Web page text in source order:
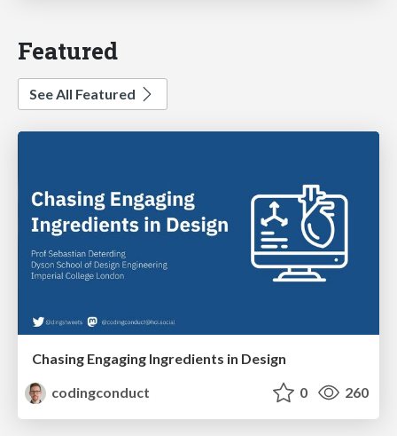
Featured
See All Featured
Chasing Engaging Ingredients in Design
codingconduct
0 260